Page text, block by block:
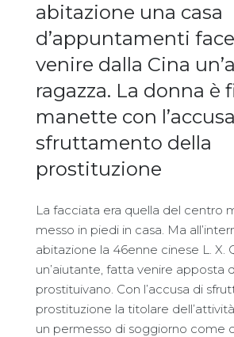
abitazione una casa
d’appuntamenti
venire dalla Cina
ragazza. La donna è
manette con
sfruttamento della
prostituzione
La facciata era quella del centro
messo in piedi in casa. Ma
abitazione la 46enne cinese L. X.
un’aiutante, fatta venire apposta
prostituivano. Con l’accusa di
prostituzione la titolare
un permesso di soggiorno come